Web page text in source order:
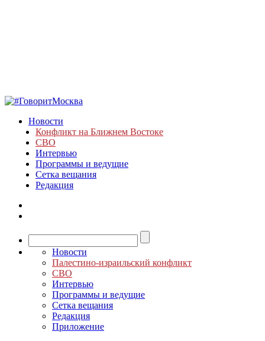
Новости
Конфликт на Ближнем Востоке
СВО
Интервью
Программы и ведущие
Сетка вещания
Редакция
Новости
Палестино-израильский конфликт
СВО
Интервью
Программы и ведущие
Сетка вещания
Редакция
Приложение